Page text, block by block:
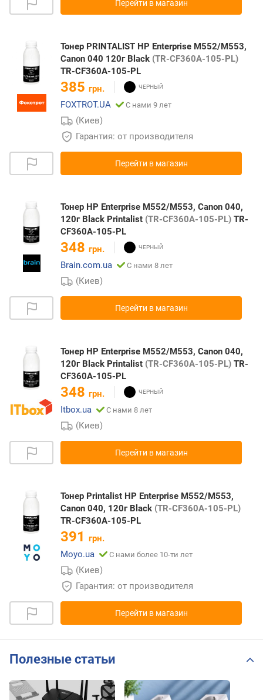
Перейти в магазин
Тонер PRINTALIST HP Enterprise M552/M553,
Canon 040 120г Black (TR-CF360A-105-PL)
TR-CF360A-105-PL
385 грн.
FOXTROT.UA
С нами 9 лет
(Киев)
Гарантия: от производителя
Перейти в магазин
Тонер HP Enterprise M552/M553, Canon 040,
120г Black Printalist (TR-CF360A-105-PL) TR-
CF360A-105-PL
348 грн.
Brain.com.ua
С нами 8 лет
(Киев)
Перейти в магазин
Тонер HP Enterprise M552/M553, Canon 040,
120г Black Printalist (TR-CF360A-105-PL) TR-
CF360A-105-PL
348 грн.
Itbox.ua
С нами 8 лет
(Киев)
Перейти в магазин
Тонер Printalist HP Enterprise M552/M553,
Canon 040, 120г Black (TR-CF360A-105-PL)
TR-CF360A-105-PL
391 грн.
Moyo.ua
С нами более 10-ти лет
(Киев)
Гарантия: от производителя
Перейти в магазин
Полезные статьи